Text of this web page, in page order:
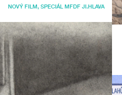
NOVÝ FILM, SPECIÁL MFDF JI.HLAVA